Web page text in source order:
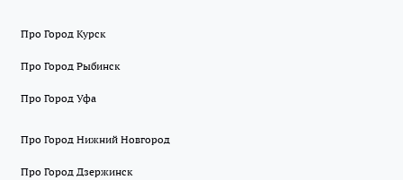
Про Город Курск
Про Город Рыбинск
Про Город Уфа
Про Город Нижний Новгород
Про Город Дзержинск